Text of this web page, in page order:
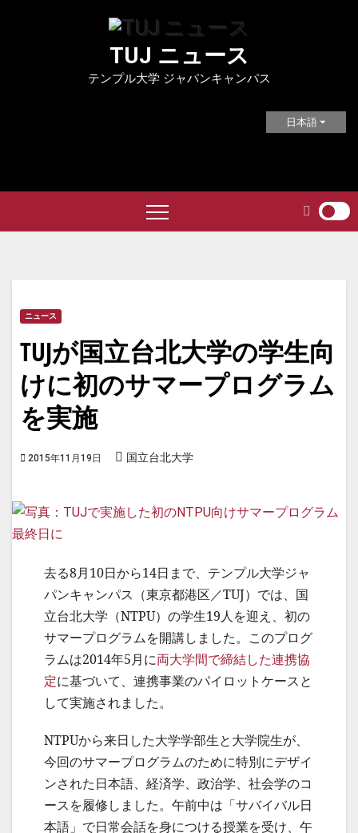
TUJ ニュース
テンプル大学 ジャパンキャンパス
日本語
ニュース
TUJが国立台北大学の学生向
けに初のサマープログラム
を実施
2015年11月19日 国立台北大学
去る8月10日から14日まで、テンプル大学ジャ
パンキャンパス（東京都港区／TUJ）では、国
立台北大学（NTPU）の学生19人を迎え、初の
サマープログラムを開講しました。このプログ
ラムは2014年5月に両大学間で締結した連携協
定に基づいて、連携事業のパイロットケースと
して実施されました。
NTPUから来日した大学学部生と大学院生が、
今回のサマープログラムのために特別にデザイ
ンされた日本語、経済学、政治学、社会学のコ
ースを履修しました。午前中は「サバイバル日
本語」で日常会話を身につける授業を受け、午